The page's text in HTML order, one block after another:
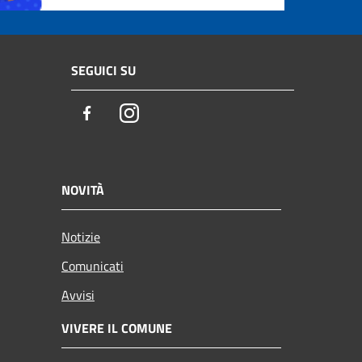
SEGUICI SU
FacebookInstagram
NOVITÀ
Notizie
Comunicati
Avvisi
VIVERE IL COMUNE